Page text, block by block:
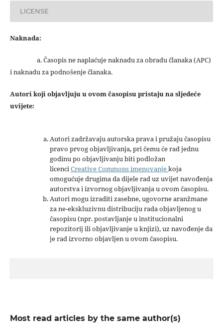
LICENSE
Naknada:
a. Časopis ne naplaćuje naknadu za obradu članaka (APC)
i naknadu za podnošenje članaka.
Autori koji objavljuju u ovom časopisu pristaju na sljedeće
uvijete:
Autori zadržavaju autorska prava i pružaju časopisu
pravo prvog objavljivanja, pri čemu će rad jednu
godinu po objavljivanju biti podložan
licenciCreative Commons imenovanjekoja
omogućuje drugima da dijele rad uz uvijet navođenja
autorstva i izvornog objavljivanja u ovom časopisu.
Autori mogu izraditi zasebne, ugovorne aranžmane
za ne-ekskluzivnu distribuciju rada objavljenog u
časopisu (npr. postavljanje u institucionalni
repozitorij ili objavljivanje u knjizi), uz navođenje da
je rad izvorno objavljen u ovom časopisu.
Most read articles by the same author(s)